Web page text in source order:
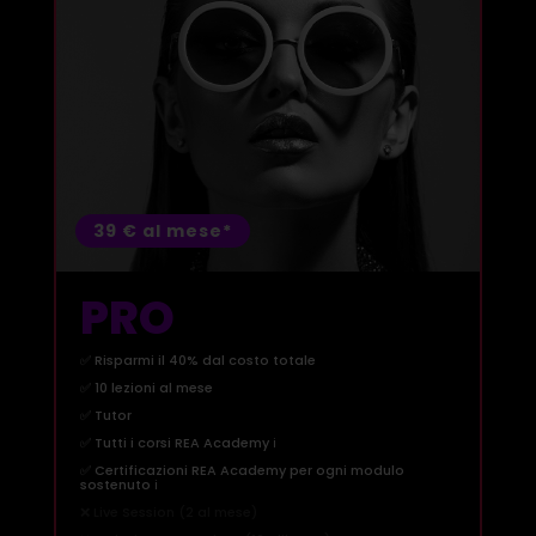
39 € al mese*
PRO
✅ Risparmi il 40% dal costo totale
✅ 10 lezioni al mese
✅ Tutor
✅ Tutti i corsi REA Academy ℹ️
✅ Certificazioni REA Academy per ogni modulo
sostenuto ℹ️